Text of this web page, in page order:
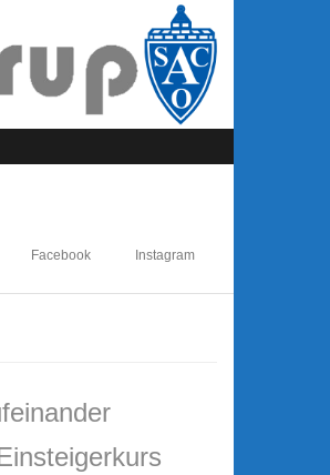
Facebook Instagram